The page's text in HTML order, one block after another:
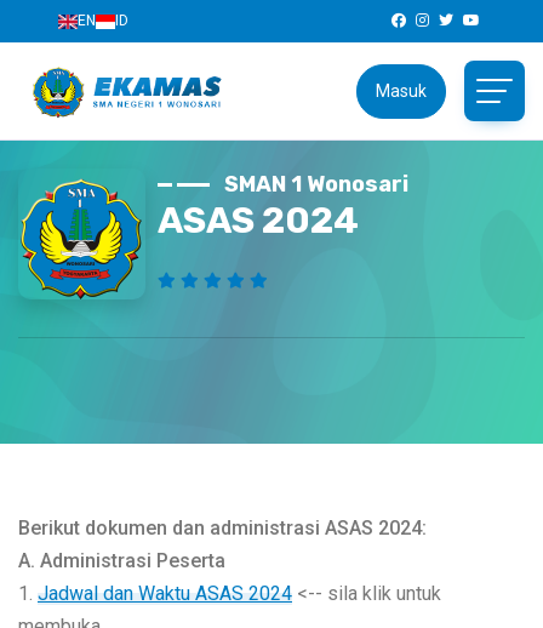
EN ID
Masuk
SMAN 1 Wonosari
ASAS 2024
Berikut dokumen dan administrasi ASAS 2024:
A. Administrasi Peserta
1. Jadwal dan Waktu ASAS 2024 <-- sila klik untuk